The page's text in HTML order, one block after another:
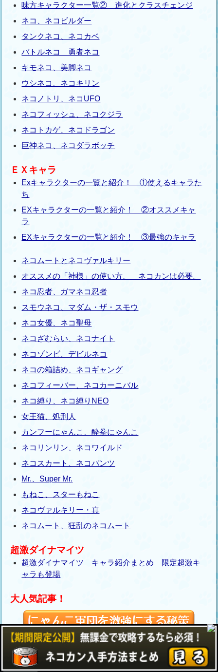
味方キャラクター一覧② 進化とクラスチェンジ
ネコ、ネコビルダー
タンクネコ、ネコカベ
バトルネコ 勇者ネコ
キモネコ、美脚ネコ
ウシネコ、ネコキリン
ネコノトリ、ネコUFO
ネコフィッシュ、ネコクジラ
ネコトカゲ、ネコドラゴン
巨神ネコ、ネコダラボッチ
ＥＸキャラ
Exキャラクターの一覧と紹介！ ①使えるキャラた
ち
EXキャラクターの一覧と紹介！ ②オススメキャ
ラ
EXキャラクターの一覧と紹介！ ③最強のキャラ
ネコムートとネコヴァルキリー
オススメの「神様」の使い方。 ネコカンは必要。
ネコ忍者、ガマネコ忍者
スモウネコ、マダム・ザ・スモウ
ネコ女優、ネコ聖母
ネコざむらい、ネコナイト
ネコゾンビ、デビルネコ
ネコの箱詰め、ネコギャング
ネコフィーバー、ネコカーニバル
ネコ縛り、ネコ縛りNEO
女王猫、処刑人
カンフーにゃんこ、酔拳にゃんこ
ネコリンリン、ネコワイルド
ネコスカート、ネコパンツ
Mr.、Super Mr.
もねこ、スターもねこ
ネコヴァルキリー・真
ネコムート、狂乱のネコムート
超激ダイナマイツ
超激ダイナマイツ キャラ紹介まとめ 限定超激キ
ャラも登場
大人気記事！
このタイミングが絶妙！！ ぶんぶん先生攻略を